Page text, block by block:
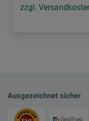
zzgl.
Ausgezeichnet sicher